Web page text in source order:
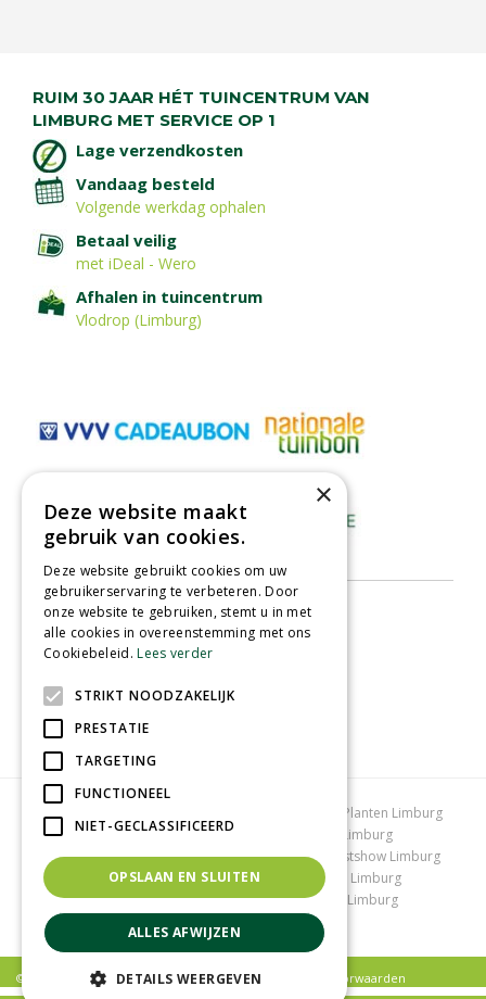
RUIM 30 JAAR HÉT TUINCENTRUM VAN
LIMBURG MET SERVICE OP 1
Lage verzendkosten
Vandaag besteld
Volgende werkdag ophalen
Betaal veilig
met iDeal - Wero
Afhalen in tuincentrum
Vlodrop (Limburg)
Tuincentrum Limburg
Planten Limburg
Bomen en struiken Limburg
Tuinplanten Limburg
Tuincentrum Vlodrop Gartencenter Vlodrop
Kerstshow Limburg
Kerstverlichting Lemax huisjes
Vijvervissen Limburg
Graszoden kopen Limburg Tuinmeubelen Limburg
Tuincentrum Roermond
© Tuincentrum Schmitz |Privacy policy| Algemene voorwaarden
×
Deze website maakt
gebruik van cookies.
Deze website gebruikt cookies om uw
gebruikerservaring te verbeteren. Door
onze website te gebruiken, stemt u in met
alle cookies in overeenstemming met ons
Cookiebeleid.Lees verder
STRIKT NOODZAKELIJK
PRESTATIE
TARGETING
FUNCTIONEEL
NIET-GECLASSIFICEERD
OPSLAAN EN SLUITEN
ALLES AFWIJZEN
DETAILS WEERGEVEN